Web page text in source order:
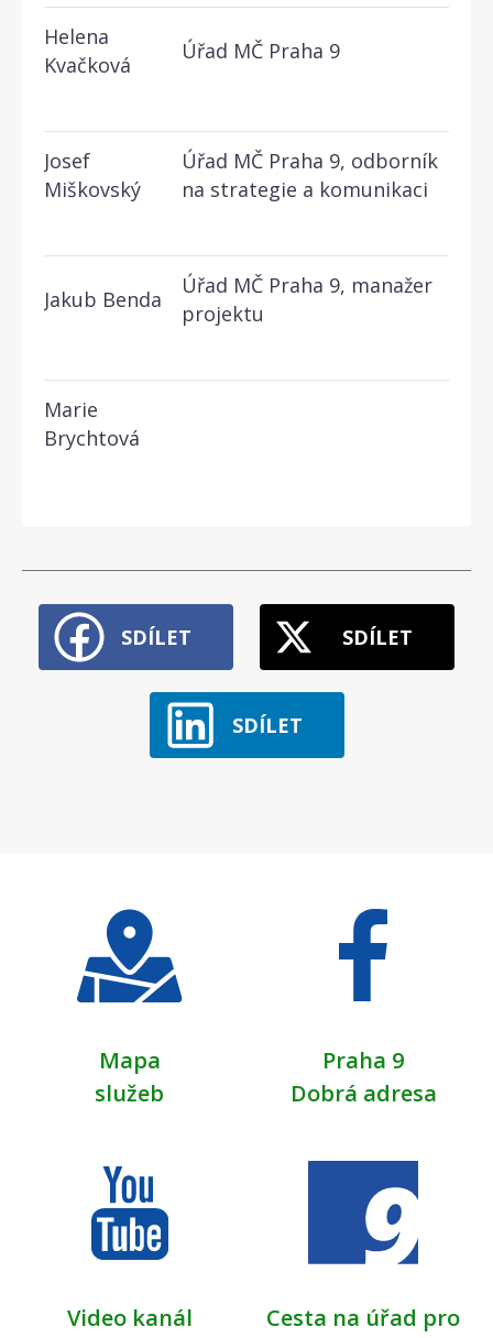
Helena
Kvačková
Úřad MČ Praha 9
Josef
Miškovský
Úřad MČ Praha 9, odborník
na strategie a komunikaci
Jakub Benda
Úřad MČ Praha 9, manažer
projektu
Marie
Brychtová
SDÍLET SDÍLET
SDÍLET
Mapa
služeb
Praha 9
Dobrá adresa
Video kanál
Cesta na úřad pro